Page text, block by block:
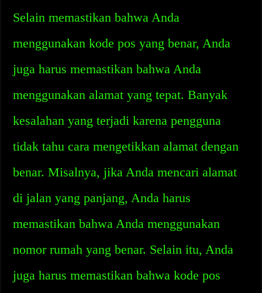
Selain memastikan bahwa Anda
menggunakan kode pos yang benar, Anda
juga harus memastikan bahwa Anda
menggunakan alamat yang tepat. Banyak
kesalahan yang terjadi karena pengguna
tidak tahu cara mengetikkan alamat dengan
benar. Misalnya, jika Anda mencari alamat
di jalan yang panjang, Anda harus
memastikan bahwa Anda menggunakan
nomor rumah yang benar. Selain itu, Anda
juga harus memastikan bahwa kode pos